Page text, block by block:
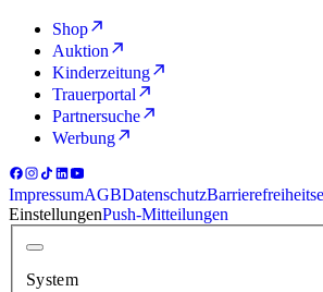
Shop
Auktion
Kinderzeitung
Trauerportal
Partnersuche
Werbung
ImpressumAGBDatenschutz
EinstellungenPush-Mitteilungen
System